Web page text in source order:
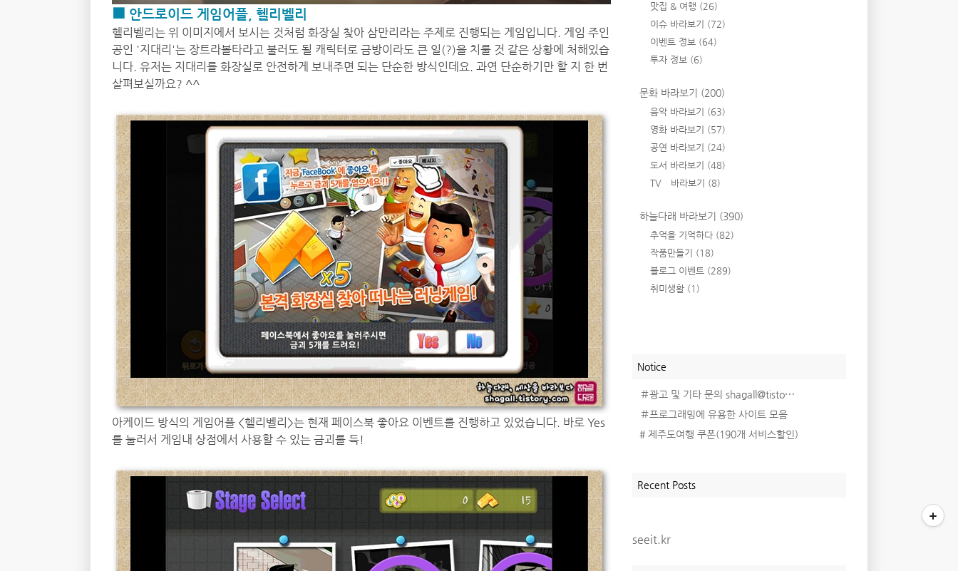
맛집 & 여행 (26)
이슈 바라보기 (72)
이벤트 정보 (64)
투자 정보 (6)
문화 바라보기 (200)
음악 바라보기 (63)
영화 바라보기 (57)
공연 바라보기 (24)
도서 바라보기 (48)
TV 바라보기 (8)
하늘다래 바라보기 (390)
추억을 기억하다 (82)
작품만들기 (18)
블로그 이벤트 (289)
취미생활 (1)
Notice
＃광고 및 기타 문의 shagall@tisto⋯
＃프로그래밍에 유용한 사이트 모음
# 제주도여행 쿠폰(190개 서비스할인)
Recent Posts
seeit.kr
■ 안드로이드 게임어플, 헬리벨리
헬리벨리는 위 이미지에서 보시는 것처럼 화장실 찾아 삼만리라는 주제로 진행되는 게임입니다. 게임 주인
공인 '지대리'는 장트라볼타라고 불러도 될 캐릭터로 금방이라도 큰 일(?)을 치룰 것 같은 상황에 처해있습
니다. 유저는 지대리를 화장실로 안전하게 보내주면 되는 단순한 방식인데요. 과연 단순하기만 할 지 한 번
살펴보실까요? ^^
아케이드 방식의 게임어플 <헬리벨리>는 현재 페이스북 좋아요 이벤트를 진행하고 있었습니다. 바로 Yes
를 눌러서 게임내 상점에서 사용할 수 있는 금괴를 득!